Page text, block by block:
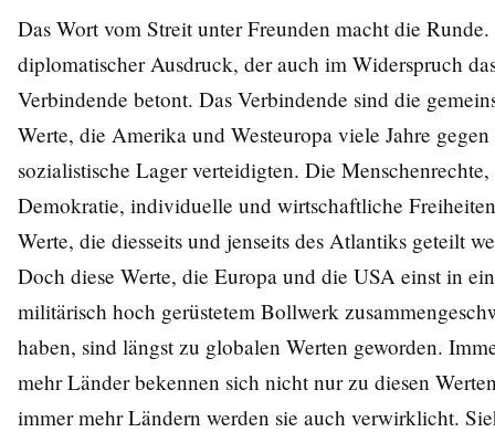
Das Wort vom Streit unter Freunden macht die
diplomatischer Ausdruck, der auch im Widerspruch
Verbindende betont. Das Verbindende sind die
Werte, die Amerika und Westeuropa viele Jahre gegen
sozialistische Lager verteidigten. Die
Demokratie, individuelle und wirtschaftliche
Werte, die diesseits und jenseits des Atlantiks geteilt
Doch diese Werte, die Europa und die USA einst in
militärisch hoch gerüstetem Bollwerk
haben, sind längst zu globalen Werten geworden.
mehr Länder bekennen sich nicht nur zu diesen
immer mehr Ländern werden sie auch verwirklicht.